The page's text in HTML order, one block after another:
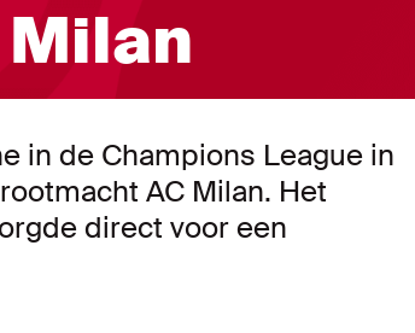
Milan
in de Champions League in
AC Milan. Het
direct voor een